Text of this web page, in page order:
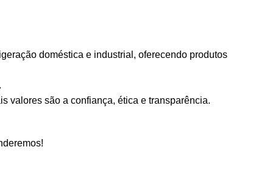
doméstica e industrial, oferecendo produtos
valores são a confiança, ética e transparência.